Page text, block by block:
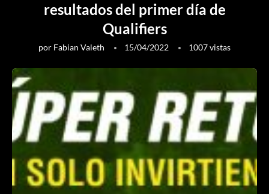
resultados del primer día de
Qualifiers
por Fabian Valeth 15/04/2022 1007vistas